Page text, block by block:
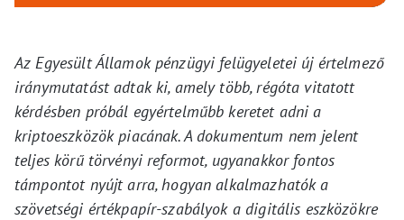
Az Egyesült Államok pénzügyi felügyeletei új értelmező
iránymutatást adtak ki, amely több, régóta vitatott
kérdésben próbál egyértelműbb keretet adni a
kriptoeszközök piacának. A dokumentum nem jelent
teljes körű törvényi reformot, ugyanakkor fontos
támpontot nyújt arra, hogyan alkalmazhatók a
szövetségi értékpapír-szabályok a digitális eszközökre